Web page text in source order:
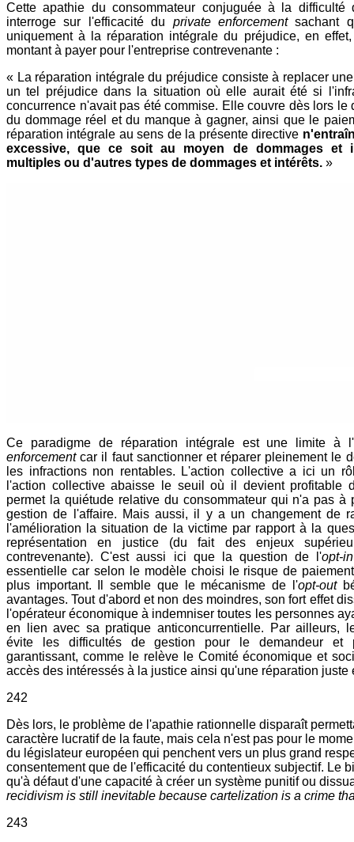
Cette apathie du consommateur conjuguée à la difficulté
interroge sur l'efficacité du private enforcementsachant
uniquement à la réparation intégrale du préjudice, en
montant à payer pour l'entreprise contrevenante :
« La réparation intégrale du préjudice consiste à replacer
un tel préjudice dans la situation où elle aurait été si
concurrence n'avait pas été commise. Elle couvre dès lors le
du dommage réel et du manque à gagner, ainsi que le
réparation intégrale au sens de la présente directive
excessive, que ce soit au moyen de dommages et
multiples ou d'autres types de dommages et intérêts. »
Ce paradigme de réparation intégrale est une limite à
enforcementcar il faut sanctionner et réparer pleinement le
les infractions non rentables. L'action collective a ici un
l'action collective abaisse le seuil où il devient profitable
permet la quiétude relative du consommateur qui n'a pas à
gestion de l'affaire. Mais aussi, il y a un changement de
l'amélioration la situation de la victime par rapport à la
représentation en justice (du fait des enjeux
contrevenante). C'est aussi ici que la question de l'opt-
essentielle car selon le modèle choisi le risque de
plus important. Il semble que le mécanisme de l'opt-out
avantages. Tout d'abord et non des moindres, son fort effet
l'opérateur économique à indemniser toutes les personnes
en lien avec sa pratique anticoncurrentielle. Par ailleurs,
évite les difficultés de gestion pour le demandeur et
garantissant, comme le relève le Comité économique et
accès des intéressés à la justice ainsi qu'une réparation juste
242
Dès lors, le problème de l'apathie rationnelle disparaît
caractère lucratif de la faute, mais cela n'est pas pour le
du législateur européen qui penchent vers un plus grand
consentement que de l'efficacité du contentieux subjectif. Le
qu'à défaut d'une capacité à créer un système punitif ou
recidivism is still inevitable because cartelization is a crime
243